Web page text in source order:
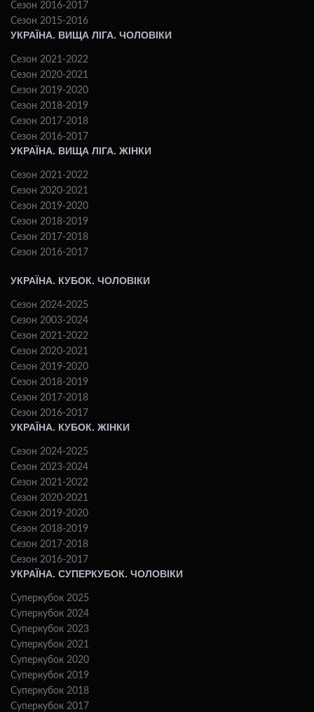
Сезон 2016-2017
Сезон 2015-2016
УКРАЇНА. ВИЩА ЛІГА. ЧОЛОВІКИ
Сезон 2021-2022
Сезон 2020-2021
Сезон 2019-2020
Сезон 2018-2019
Сезон 2017-2018
Сезон 2016-2017
УКРАЇНА. ВИЩА ЛІГА. ЖІНКИ
Сезон 2021-2022
Сезон 2020-2021
Сезон 2019-2020
Сезон 2018-2019
Сезон 2017-2018
Сезон 2016-2017
УКРАЇНА. КУБОК. ЧОЛОВІКИ
Сезон 2024-2025
Сезон 2003-2024
Сезон 2021-2022
Сезон 2020-2021
Сезон 2019-2020
Сезон 2018-2019
Сезон 2017-2018
Сезон 2016-2017
УКРАЇНА. КУБОК. ЖІНКИ
Сезон 2024-2025
Сезон 2023-2024
Сезон 2021-2022
Сезон 2020-2021
Сезон 2019-2020
Сезон 2018-2019
Сезон 2017-2018
Сезон 2016-2017
УКРАЇНА. СУПЕРКУБОК. ЧОЛОВІКИ
Суперкубок 2025
Суперкубок 2024
Суперкубок 2023
Суперкубок 2021
Суперкубок 2020
Суперкубок 2019
Суперкубок 2018
Суперкубок 2017